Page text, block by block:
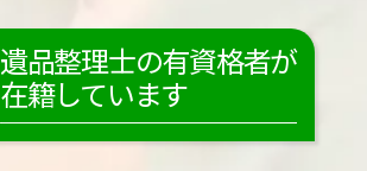
遺品整理士の有資格者が
在籍しています